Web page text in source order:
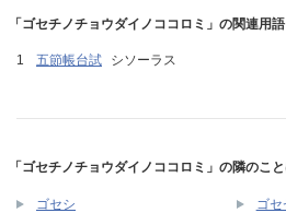
「ゴセチノチョウダイノココロミ」の関連用語
五節帳台試 シソーラス
「ゴセチノチョウダイノココロミ」の隣のこ
ゴセシ ゴセ